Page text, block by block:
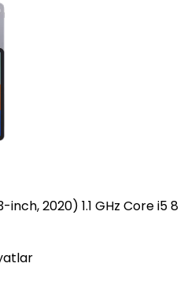
inch, 2020) 1.1 GHz Core i5 8